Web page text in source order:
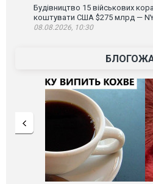
Будівництво 15 військових
коштувати США $275 млрд —
08.08.2026, 10:30